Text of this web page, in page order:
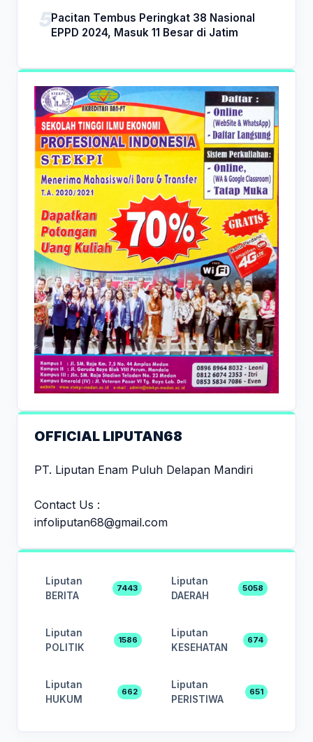
Pacitan Tembus Peringkat 38 Nasional
EPPD 2024, Masuk 11 Besar di Jatim
OFFICIAL LIPUTAN68
PT. Liputan Enam Puluh Delapan Mandiri
Contact Us :
infoliputan68@gmail.com
Liputan
BERITA
7443
Liputan
DAERAH
5058
Liputan
POLITIK
1586
Liputan
KESEHATAN
674
Liputan
HUKUM
662
Liputan
PERISTIWA
651